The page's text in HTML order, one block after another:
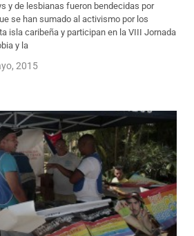
y de lesbianas fueron bendecidas por
se han sumado al activismo por los
isla caribeña y participan en la VIII Jornada
y la
2015